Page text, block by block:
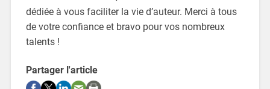
dédiée à vous faciliter la vie d’auteur. Merci à tous
de votre confiance et bravo pour vos nombreux
talents !
Partager l'article